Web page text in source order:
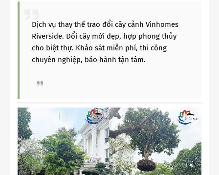
Dịch vụ thay thế trao đổi cây cảnh Vinhomes
Riverside. Đổi cây mới đẹp, hợp phong thủy
cho biệt thự. Khảo sát miễn phí, thi công
chuyên nghiệp, bảo hành tận tâm.